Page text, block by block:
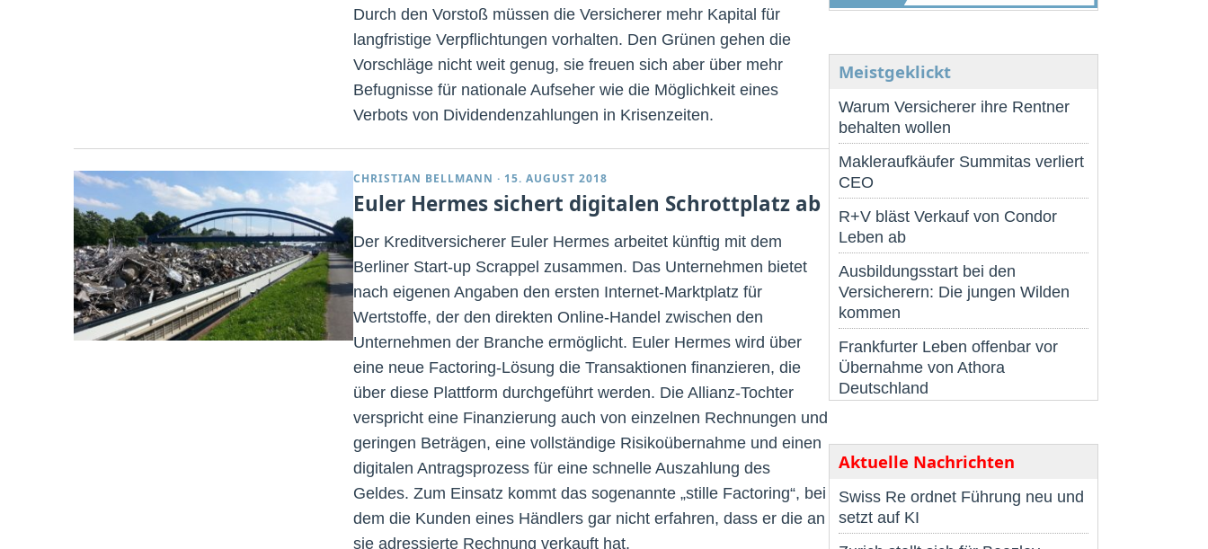
Durch den Vorstoß müssen die Versicherer mehr Kapital für
langfristige Verpflichtungen vorhalten. Den Grünen gehen die
Vorschläge nicht weit genug, sie freuen sich aber über mehr
Befugnisse für nationale Aufseher wie die Möglichkeit eines
Verbots von Dividendenzahlungen in Krisenzeiten.
CHRISTIAN BELLMANN · 15. AUGUST 2018
Euler Hermes sichert digitalen Schrottplatz ab
Der Kreditversicherer Euler Hermes arbeitet künftig mit dem
Berliner Start-up Scrappel zusammen. Das Unternehmen bietet
nach eigenen Angaben den ersten Internet-Marktplatz für
Wertstoffe, der den direkten Online-Handel zwischen den
Unternehmen der Branche ermöglicht. Euler Hermes wird über
eine neue Factoring-Lösung die Transaktionen finanzieren, die
über diese Plattform durchgeführt werden. Die Allianz-Tochter
verspricht eine Finanzierung auch von einzelnen Rechnungen und
geringen Beträgen, eine vollständige Risikoübernahme und einen
digitalen Antragsprozess für eine schnelle Auszahlung des
Geldes. Zum Einsatz kommt das sogenannte „stille Factoring“, bei
dem die Kunden eines Händlers gar nicht erfahren, dass er die an
sie adressierte Rechnung verkauft hat.
Meistgeklickt
Warum Versicherer ihre Rentner
behalten wollen
Makleraufkäufer Summitas verliert
CEO
R+V bläst Verkauf von Condor
Leben ab
Ausbildungsstart bei den
Versicherern: Die jungen Wilden
kommen
Frankfurter Leben offenbar vor
Übernahme von Athora
Deutschland
Aktuelle Nachrichten
Swiss Re ordnet Führung neu und
setzt auf KI